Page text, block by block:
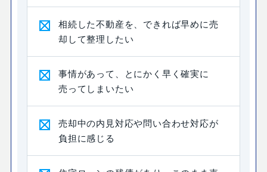
相続した不動産を、できれば早めに売
却して整理したい
事情があって、とにかく早く確実に
売ってしまいたい
売却中の内見対応や問い合わせ対応が
負担に感じる